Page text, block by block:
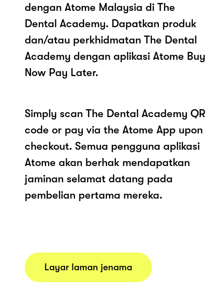
dengan Atome Malaysia di The
Dental Academy. Dapatkan produk
dan/atau perkhidmatan The Dental
Academy dengan aplikasi Atome Buy
Now Pay Later.
Simply scan The Dental Academy QR
code or pay via the Atome App upon
checkout. Semua pengguna aplikasi
Atome akan berhak mendapatkan
jaminan selamat datang pada
pembelian pertama mereka.
Layar laman jenama